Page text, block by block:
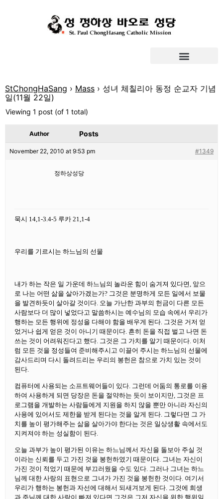
StChongHaSang › Mass › 성녀 체칠리아 동정 순교자 기념
일(11월 22일)
Viewing 1 post (of 1 total)
Author Posts
November 22, 2010 at 9:53 pm #1349
정하상성당
묵시 14,1-3.4-5 루카 21,1-4
우리를 기르시는 하느님의 선물
내가 하는 작은 일 가운데 하느님의 놀라운 힘이 숨겨져 있다면, 앞으
로 나는 어떤 삶을 살아가겠는가? 그것은 분명하게 모든 일에서 보물
을 발견하듯이 살아갈 것이다. 오늘 가난한 과부의 헌금이 다른 모든
사람보다 더 많이 넣었다고 말씀하시는 예수님의 모습 속에서 우리가
행하는 모든 행위에 정성을 다해야 함을 배우게 된다. 그것은 거저 얻
었거나 쉽게 얻은 것이 아니기 때문이다. 흔히 돈을 직접 벌고 나면 돈
쓰는 것이 어려워진다고 했다. 그것은 그 가치를 알기 때문이다. 이처
럼 모든 것을 정성들여 준비해주시고 이끌어 주시는 하느님의 선물에
감사드리며 다시 돌려드리는 우리의 봉헌은 참으로 가치 있는 것이
된다.
컴퓨터에 사용되는 소프트웨어들이 있다. 그런데 어둠의 통로를 이용
하여 사용하게 되면 당장은 돈을 절약하는 듯이 보이지만, 그것은 프
로그램을 개발하는 사람들에게 지원을 하지 않을 뿐만 아니라 자신의
사용에 있어서도 제한을 받게 된다는 것을 알게 된다. 그렇다면 그 가
치를 높이 평가해주는 삶을 살아가야 한다는 것은 일상생활 속에서도
지켜져야 하는 성실함이 된다.
오늘 과부가 높이 평가된 이유는 하느님께서 자신을 돌보아 주실 것
이라는 신뢰를 두고 가진 것을 봉헌하였기 때문이다. 그녀는 자신이
가진 것이 적었기 때문에 부끄러웠을 수도 있다. 그러나 그녀는 하느
님께 대한 사랑의 표현으로 그녀가 가진 것을 봉헌한 것이다. 여기서
우리가 행하는 봉헌과 자선에 대해서 되새겨보게 된다. 그것에 희생
과 주님께 대한 사랑이 빠져 있다면 그것은 그저 자신을 위한 행위일